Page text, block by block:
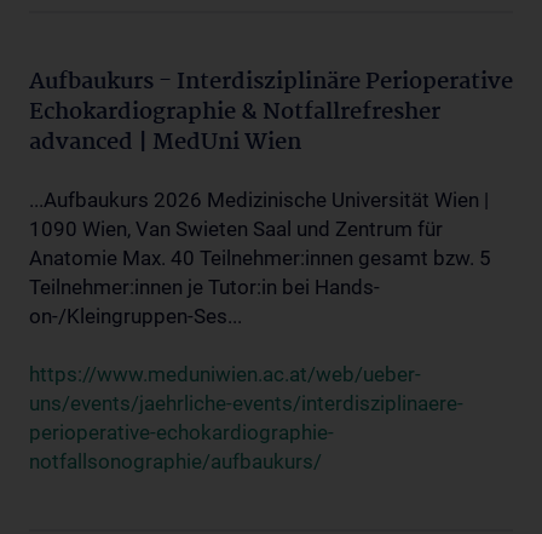
Aufbaukurs - Interdisziplinäre Perioperative
Echokardiographie & Notfallrefresher
advanced | MedUni Wien
...Aufbaukurs 2026 Medizinische Universität Wien |
1090 Wien, Van Swieten Saal und Zentrum für
Anatomie Max. 40 Teilnehmer:innen gesamt bzw. 5
Teilnehmer:innen je Tutor:in bei Hands-
on-/Kleingruppen-Ses...
https://www.meduniwien.ac.at/web/ueber-
uns/events/jaehrliche-events/interdisziplinaere-
perioperative-echokardiographie-
notfallsonographie/aufbaukurs/